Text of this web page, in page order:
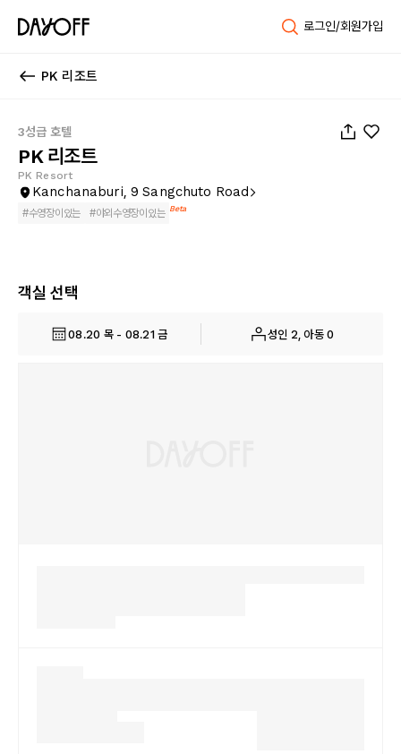
로그인/회원가입
PK 리조트
3성급 호텔
PK 리조트
PK Resort
Kanchanaburi, 9 Sangchuto Road
#수영장이있는 #야외수영장이있는 Beta
객실 선택
08.20 목 - 08.21 금 성인 2, 아동 0